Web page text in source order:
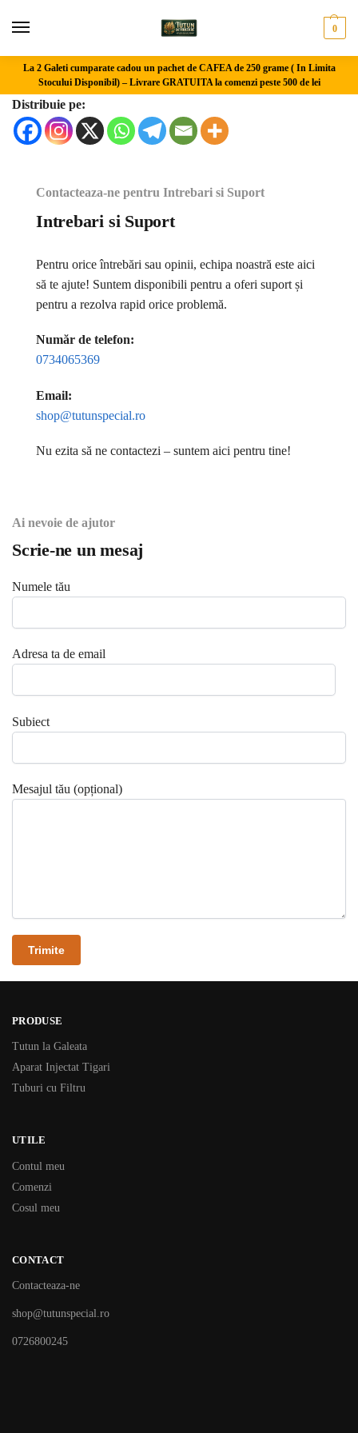
0
La 2 Galeti cumparate cadou un pachet de CAFEA de 250 grame ( In Limita
Stocului Disponibil) – Livrare GRATUITA la comenzi peste 500 de lei
Distribuie pe:
Contacteaza-ne pentru Intrebari si Suport
Intrebari si Suport
Pentru orice întrebări sau opinii, echipa noastră este aici
să te ajute! Suntem disponibili pentru a oferi suport și
pentru a rezolva rapid orice problemă.
Număr de telefon:
0734065369
Email:
shop@tutunspecial.ro
Nu ezita să ne contactezi – suntem aici pentru tine!
Ai nevoie de ajutor
Scrie-ne un mesaj
Numele tău
Adresa ta de email
Subiect
Mesajul tău (opțional)
PRODUSE
Tutun la Galeata
Aparat Injectat Tigari
Tuburi cu Filtru
UTILE
Contul meu
Comenzi
Cosul meu
CONTACT
Contacteaza-ne
shop@tutunspecial.ro
0726800245